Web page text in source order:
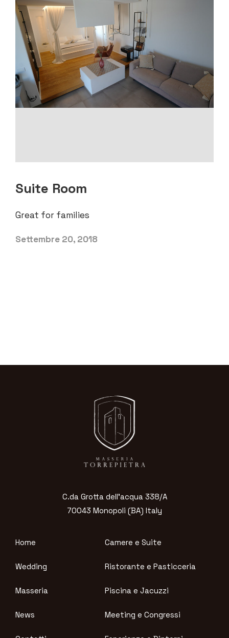
Suite Room
Great for families
Settembre 20, 2018
C.da Grotta dell’acqua 338/A
70043 Monopoli (BA) Italy
Home
Wedding
Masseria
News
Camere e Suite
Ristorante e Pasticceria
Piscina e Jacuzzi
Meeting e Congressi